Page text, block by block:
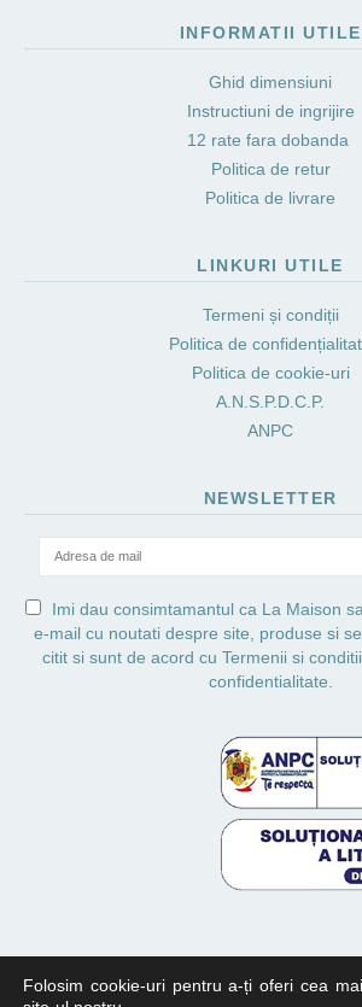
INFORMATII UTILE
Ghid dimensiuni
Instructiuni de ingrijire
12 rate fara dobanda
Politica de retur
Politica de livrare
LINKURI UTILE
Termeni și condiții
Politica de
Politica de cookie-uri
A.N.S.P.D.C.P.
ANPC
NEWSLETTER
Imi dau consimtamantul ca La Maison
e-mail cu noutati despre site, produse si
citit si sunt de acord cu Termenii si
confidentialitate.
Folosim cookie-uri pentru a-ți oferi cea